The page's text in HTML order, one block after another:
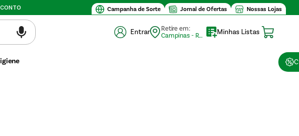
Campanha de Sorte Jornal de Ofertas Nossas Lojas
Valor mínimo de compra $30
Entrar
Retire em:
Campinas - Retirada (10)
Minhas Listas